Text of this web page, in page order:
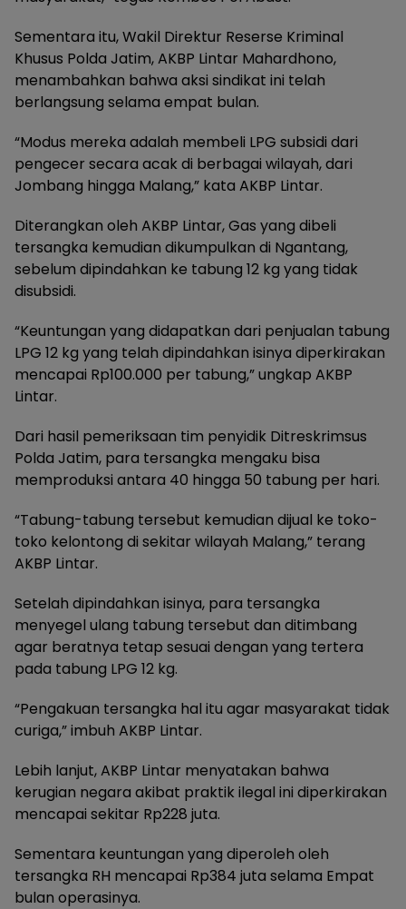
Sementara itu, Wakil Direktur Reserse Kriminal
Khusus Polda Jatim, AKBP Lintar Mahardhono,
menambahkan bahwa aksi sindikat ini telah
berlangsung selama empat bulan.
“Modus mereka adalah membeli LPG subsidi dari
pengecer secara acak di berbagai wilayah, dari
Jombang hingga Malang,” kata AKBP Lintar.
Diterangkan oleh AKBP Lintar, Gas yang dibeli
tersangka kemudian dikumpulkan di Ngantang,
sebelum dipindahkan ke tabung 12 kg yang tidak
disubsidi.
“Keuntungan yang didapatkan dari penjualan tabung
LPG 12 kg yang telah dipindahkan isinya diperkirakan
mencapai Rp100.000 per tabung,” ungkap AKBP
Lintar.
Dari hasil pemeriksaan tim penyidik Ditreskrimsus
Polda Jatim, para tersangka mengaku bisa
memproduksi antara 40 hingga 50 tabung per hari.
“Tabung-tabung tersebut kemudian dijual ke toko-
toko kelontong di sekitar wilayah Malang,” terang
AKBP Lintar.
Setelah dipindahkan isinya, para tersangka
menyegel ulang tabung tersebut dan ditimbang
agar beratnya tetap sesuai dengan yang tertera
pada tabung LPG 12 kg.
“Pengakuan tersangka hal itu agar masyarakat tidak
curiga,” imbuh AKBP Lintar.
Lebih lanjut, AKBP Lintar menyatakan bahwa
kerugian negara akibat praktik ilegal ini diperkirakan
mencapai sekitar Rp228 juta.
Sementara keuntungan yang diperoleh oleh
tersangka RH mencapai Rp384 juta selama Empat
bulan operasinya.